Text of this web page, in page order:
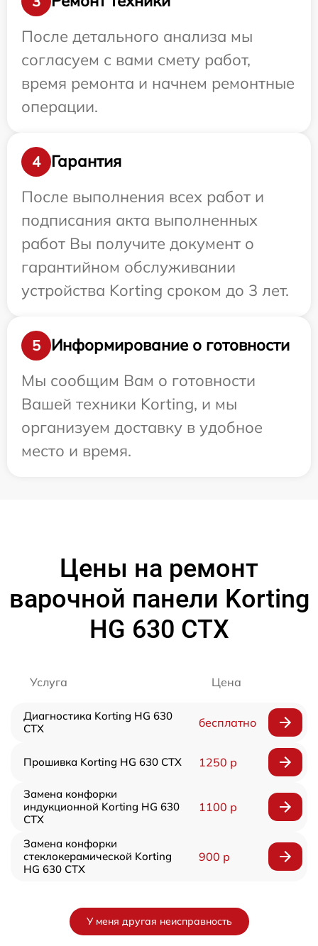
После детального анализа мы
согласуем с вами смету работ,
время ремонта и начнем ремонтные
операции.
4
Гарантия
После выполнения всех работ и
подписания акта выполненных
работ Вы получите документ о
гарантийном обслуживании
устройства Korting сроком до 3 лет.
5
Информирование о готовности
Мы сообщим Вам о готовности
Вашей техники Korting, и мы
организуем доставку в удобное
место и время.
Цены на ремонт
варочной панели Korting
HG 630 CTX
Услуга Цена
Диагностика Korting HG 630
CTX
бесплатно
Прошивка Korting HG 630 CTX 1250 р
Замена конфорки
индукционной Korting HG 630
CTX
1100 р
Замена конфорки
стеклокерамической Korting
HG 630 CTX
900 р
У меня другая неисправность